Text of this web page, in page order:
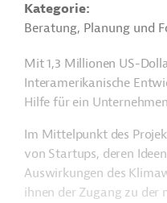
Kategorie
Beratung, Planung und
Mit 1,3 Millionen US-
Interamerikanische
Hilfe für ein
Im Mittelpunkt des
von Startups, deren
Auswirkungen des
ihnen der Zugang zu